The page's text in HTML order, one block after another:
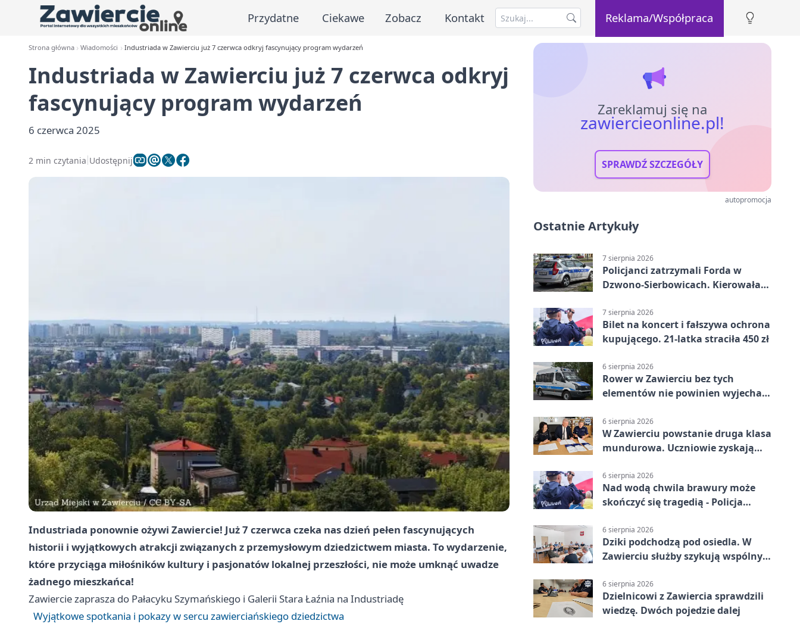
Przydatne Ciekawe Zobacz Kontakt Reklama/Współpraca
Strona główna Wiadomości Industriada w Zawierciu już 7 czerwca odkryj fascynujący program wydarzeń
Industriada w Zawierciu już 7 czerwca odkryj
fascynujący program wydarzeń
6 czerwca 2025
2 min czytania Udostępnij
Industriada ponownie ożywi Zawiercie! Już 7 czerwca czeka nas dzień pełen fascynujących
historii i wyjątkowych atrakcji związanych z przemysłowym dziedzictwem miasta. To wydarzenie,
które przyciąga miłośników kultury i pasjonatów lokalnej przeszłości, nie może umknąć uwadze
żadnego mieszkańca!
Zawierciezaprasza do Pałacyku Szymańskiego i Galerii Stara Łaźnia na Industriadę
Wyjątkowe spotkania i pokazy w sercu zawierciańskiego dziedzictwa
Zareklamuj się na
zawiercieonline.pl!
SPRAWDŹ SZCZEGÓŁY
autopromocja
Ostatnie Artykuły
7 sierpnia 2026
Policjanci zatrzymali Forda w
Dzwono-Sierbowicach. Kierowała
7 sierpnia 2026
Bilet na koncert i fałszywa ochrona
kupującego. 21-latka straciła 450 zł
6 sierpnia 2026
Rower w Zawierciu bez tych
elementów nie powinien wyjechać
6 sierpnia 2026
W Zawierciu powstanie druga klasa
mundurowa. Uczniowie zyskają
6 sierpnia 2026
Nad wodą chwila brawury może
skończyć się tragedią - Policja
6 sierpnia 2026
Dziki podchodzą pod osiedla. W
Zawierciu służby szykują wspólny
6 sierpnia 2026
Dzielnicowi z Zawiercia sprawdzili
wiedzę. Dwóch pojedzie dalej